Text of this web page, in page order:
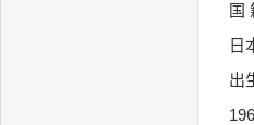
国
日
出